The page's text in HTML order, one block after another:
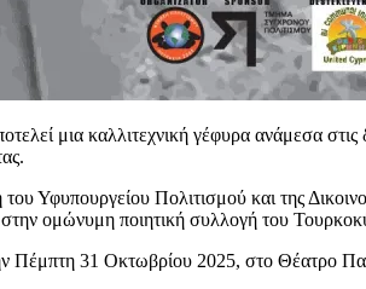
μια καλλιτεχνική γέφυρα ανάμεσα
Υφυπουργείου Πολιτισμού και της
ομώνυμη ποιητική συλλογή του
Πέμπτη 31 Οκτωβρίου 2025, στο Θέατρο